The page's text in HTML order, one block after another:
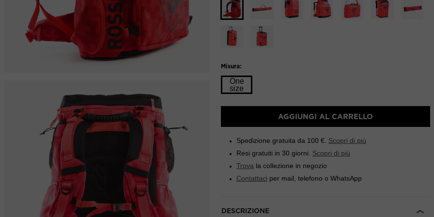
accessori
Zaini e valigie
nordico
sci alpinismo
Tracciabilità dei prodotti
Sci con difetto estetico
Upcycled products
100.000 alberi entro il
Racing
On Piste
Boutiques
Outlet
Trova un negozio
link
alla
pagina.
Misura:
One
size
selected
AGGIUNGI AL CARRELLO
Spedizione gratuita da 100 €. Scopri di più
Resi gratuiti in 30 giorni. Scopri di più
Trova la collezione in negozio
Contattaci per mail, telefono o WhatsApp
DESCRIZIONE